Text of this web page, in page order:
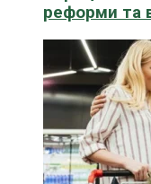
реформи та